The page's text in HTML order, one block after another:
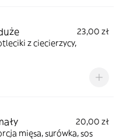
23,00 zł
z ciecierzycy,
20,00 zł
mięsa, surówka, sos